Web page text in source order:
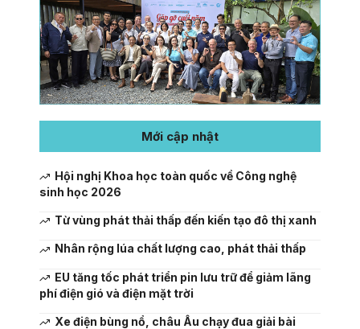
Mới cập nhật
Hội nghị Khoa học toàn quốc về Công nghệ
sinh học 2026
Từ vùng phát thải thấp đến kiến tạo đô thị xanh
Nhân rộng lúa chất lượng cao, phát thải thấp
EU tăng tốc phát triển pin lưu trữ để giảm lãng
phí điện gió và điện mặt trời
Xe điện bùng nổ, châu Âu chạy đua giải bài